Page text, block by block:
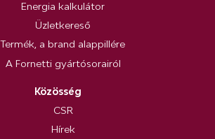
Energia kalkulátor
Üzletkereső
Termék, a brand alappillére
A Fornetti gyártósorairól
Közösség
CSR
Hírek